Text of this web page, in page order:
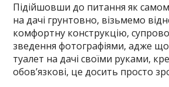
Підійшовши до питання як
на дачі грунтовно, візьмемо
комфортну конструкцію,
зведення фотографіями, адже
туалет на дачі своїми руками,
обов’язкові, це досить просто